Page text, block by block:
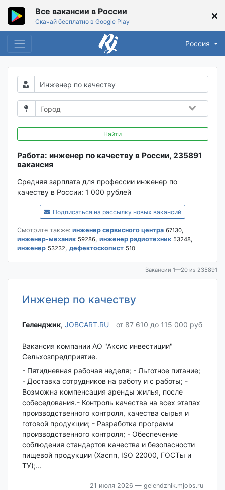
Все вакансии в России
Скачай бесплатно в Google Play
Россия
Найти
Работа: инженер по качеству в России, 235891
вакансия
Средняя зарплата для профессии инженер по
качеству в России: 1 000 рублей
Подписаться на рассылку новых вакансий
Смотрите также: инженер сервисного центра 67130,
инженер-механик 59286, инженер радиотехник 53248,
инженер 53232, дефектоскопист 510
Вакансии 1—20 из 235891
Инженер по качеству
Геленджик‎, JOBCART.RU от 87 610 до 115 000 руб
Вакансия компании АО "Аксис инвестиции"
Сельхозпредприятие.
- Пятидневная рабочая неделя; - Льготное питание;
- Доставка сотрудников на работу и с работы; -
Возможна компенсация аренды жилья, после
собеседования.- Контроль качества на всех этапах
производственного контроля, качества сырья и
готовой продукции; - Разработка программ
производственного контроля; - Обеспечение
соблюдения стандартов качества и безопасности
пищевой продукции (Хаспп, ISO 22000, ГОСТы и
ТУ);...
21 июля 2026 — gelendzhik.mjobs.ru